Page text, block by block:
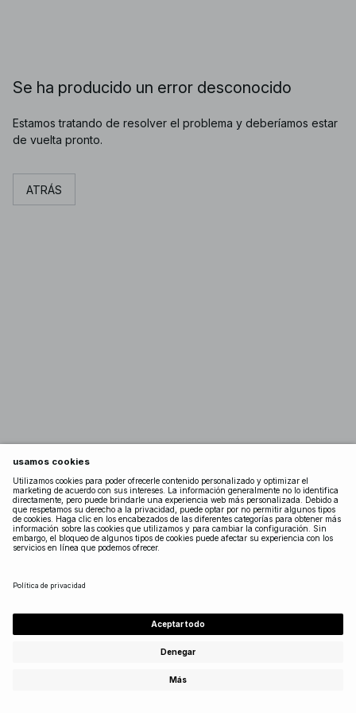
Se ha producido un error desconocido
Estamos tratando de resolver el problema y deberíamos estar
de vuelta pronto.
ATRÁS